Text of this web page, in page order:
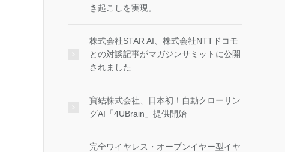
き起こしを実現。
株式会社STAR AI、株式会社NTTドコモ
との対談記事がマガジンサミットに公開
されました
寶結株式会社、日本初！自動クローリン
グAI「4UBrain」提供開始
完全ワイヤレス・オープンイヤー型イヤ